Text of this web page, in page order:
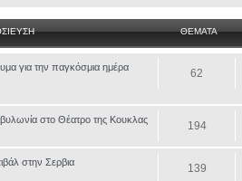
ΘΕΜΑΤΑ
για την παγκόσμια ημέρα
62
στο Θέατρο της Κουκλας
194
στην Σερβια
139